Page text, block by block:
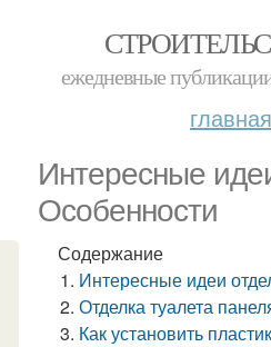
ежедневные
главная
Интересные
Особенности
Содержание
Интересные идеи
Отделка туалета
Как установить